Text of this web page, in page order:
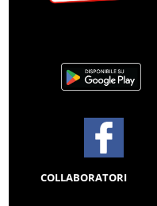
COLLABORATORI